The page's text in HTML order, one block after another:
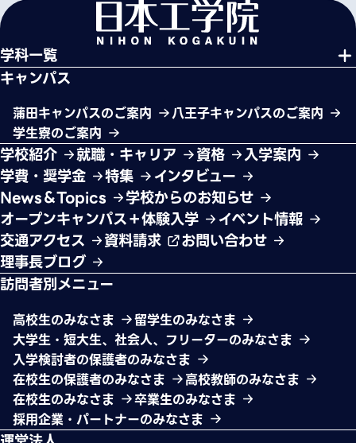
学科一覧
キャンパス
蒲田キャンパスのご案内
八王子キャンパスのご案内
学生寮のご案内
学校紹介 就職・キャリア 資格
入学案内
学費・奨学金
特集
インタビュー
News＆Topics
学校からのお知らせ
オープンキャンパス＋体験入学
イベント情報
交通アクセス
資料請求
お問い合わせ
理事長ブログ
訪問者別メニュー
高校生のみなさま
留学生のみなさま
大学生・短大生、社会人、フリーターのみなさま
入学検討者の保護者のみなさま
在校生の保護者のみなさま
高校教師のみなさま
在校生のみなさま
卒業生のみなさま
採用企業・パートナーのみなさま